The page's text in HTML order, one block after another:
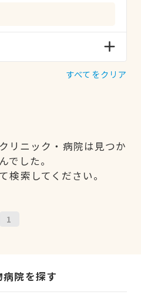
すべてをクリア
リニック・病院は見つか
でした。
検索してください。
1
院を探す